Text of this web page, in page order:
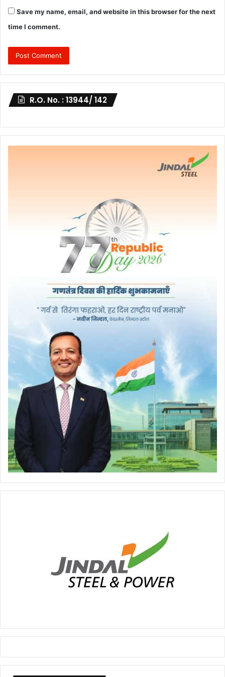
Save my name, email, and website in this browser for the next
time I comment.
R.O. No. : 13944/ 142